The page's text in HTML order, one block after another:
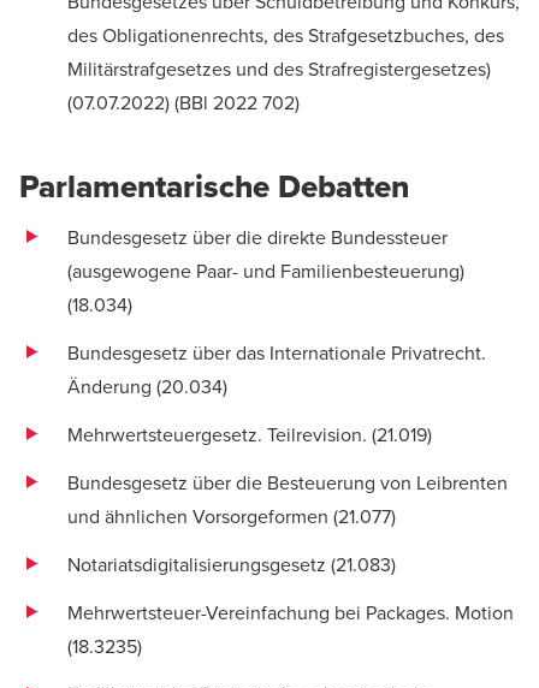
des Obligationenrechts, des Strafgesetzbuches, des
Militärstrafgesetzes und des Strafregistergesetzes)
(07.07.2022) (BBl 2022 702)
Parlamentarische Debatten
Bundesgesetz über die direkte Bundessteuer
(ausgewogene Paar- und Familienbesteuerung)
(18.034)
Bundesgesetz über das Internationale Privatrecht.
Änderung (20.034)
Mehrwertsteuergesetz. Teilrevision. (21.019)
Bundesgesetz über die Besteuerung von Leibrenten
und ähnlichen Vorsorgeformen (21.077)
Notariatsdigitalisierungsgesetz (21.083)
Mehrwertsteuer-Vereinfachung bei Packages. Motion
(18.3235)